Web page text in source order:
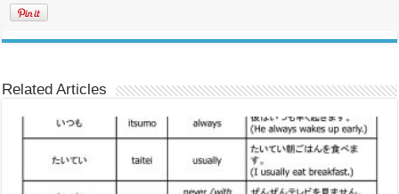
Related Articles